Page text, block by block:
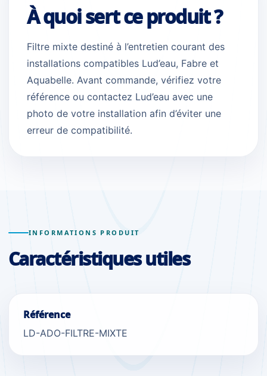
À quoi sert ce produit ?
Filtre mixte destiné à l’entretien courant des
installations compatibles Lud’eau, Fabre et
Aquabelle. Avant commande, vérifiez votre
référence ou contactez Lud’eau avec une
photo de votre installation afin d’éviter une
erreur de compatibilité.
INFORMATIONS PRODUIT
Caractéristiques utiles
Référence
LD-ADO-FILTRE-MIXTE